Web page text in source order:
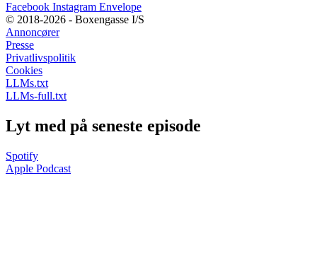
Facebook Instagram Envelope
© 2018-2026 - Boxengasse I/S
Annoncører
Presse
Privatlivspolitik
Cookies
LLMs.txt
LLMs-full.txt
Lyt med på seneste episode
Spotify
Apple Podcast